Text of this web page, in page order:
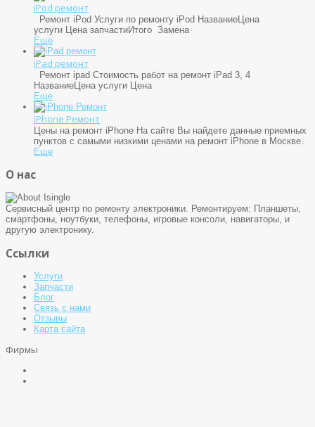
iPod ремонт
Ремонт iPod Услуги по ремонту iPod НазваниеЦена
услуги Цена запчастиИтого Замена
Еще
iPad ремонт
Ремонт ipad Стоимость работ на ремонт iPad 3, 4
НазваниеЦена услуги Цена
Еще
iPhone Ремонт
Цены на ремонт iPhone На сайте Вы найдете данные приемных
пунктов с самыми низкими ценами на ремонт iPhone в Москве.
Еще
О нас
Сервисный центр по ремонту электроники. Ремонтируем: Планшеты,
смартфоны, ноутбуки, телефоны, игровые консоли, навигаторы, и
другую электронику.
Ссылки
Услуги
Запчасти
Блог
Связь с нами
Отзывы
Карта сайта
Фирмы